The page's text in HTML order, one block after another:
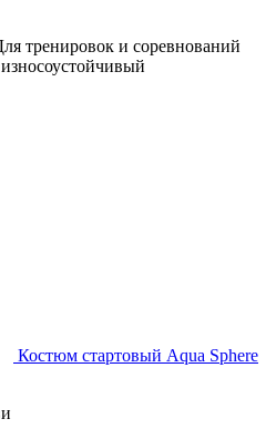
тренировок и соревнований
Костюм стартовый Aqua Sphere